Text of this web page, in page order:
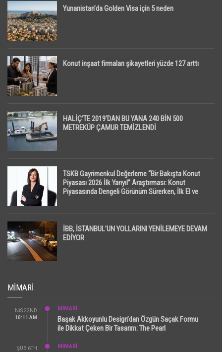
Yunanistan’da Golden Visa için 5 neden
Konut inşaat firmaları şikayetleri yüzde 127 arttı
HALİÇ’TE 2019’DAN BU YANA 240 BİN 500
METREKÜP ÇAMUR TEMİZLENDİ
TSKB Gayrimenkul Değerleme “Bir Bakışta Konut
Piyasası 2026 İlk Yarıyıl” Araştırması: Konut
Piyasasında Dengeli Görünüm Sürerken, İlk El ve
İBB, İSTANBUL’UN YOLLARINI YENİLEMEYE DEVAM
EDİYOR
MIMARI
NIS 22ND
10:11 AM
MİMARİ
Başak Akkoyunlu Design’dan Özgün Saçak Formu
ile Dikkat Çeken Bir Tasarım: The Pearl
ŞUB 6TH
MİMARİ